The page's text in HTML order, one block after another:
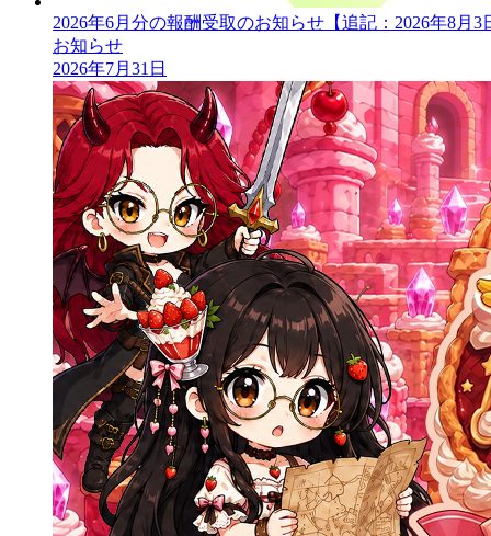
2026年6月分の報酬受取のお知らせ【追記：2026年8月3
お知らせ
2026年7月31日